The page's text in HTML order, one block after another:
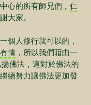
心的所有師兄們， 仁
大家。
個人修行就可以的，
有情 ，所以我們藉由一
佛法，這對於佛法的
續努力讓佛法更加發